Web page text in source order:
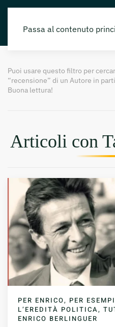
Passa al contenuto
Puoi usare questo filtro per
“recensione” di un Autore in
Buona lettura!
Articoli con
PER ENRICO, PER
L’EREDITÀ POLITICA,
ENRICO BERLINGUER